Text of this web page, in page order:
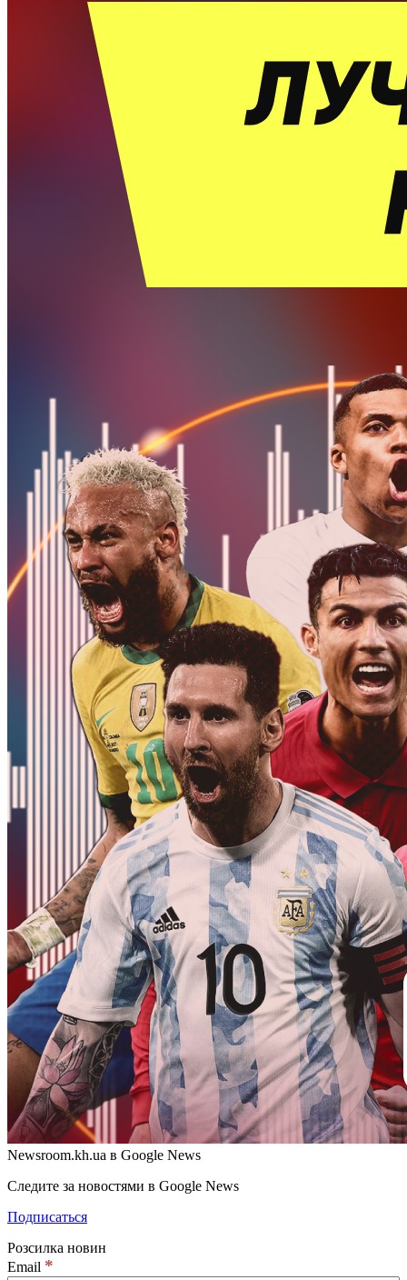
Newsroom.kh.ua в Google News
Следите за новостями в Google News
Подписаться
Розсилка новин
Email *